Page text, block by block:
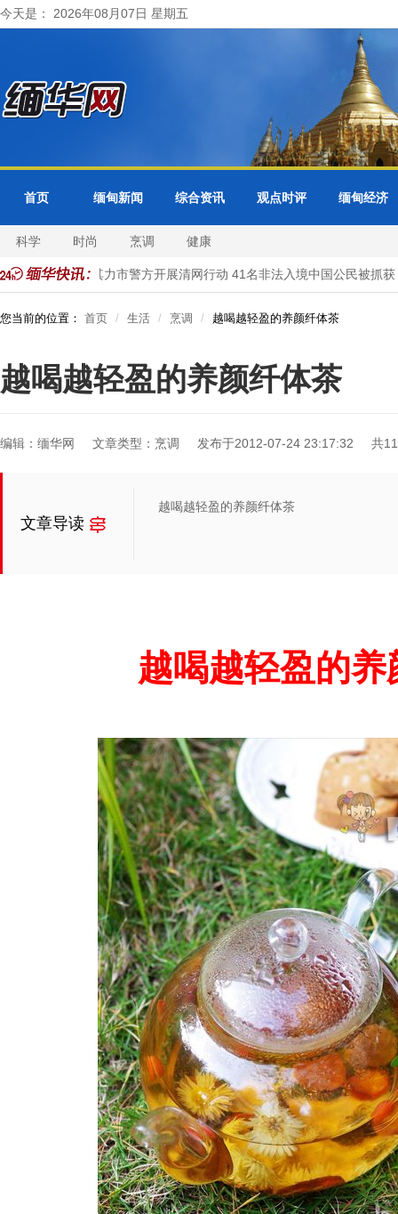
今天是： 2026年08月07日 星期五
首页 缅甸新闻 综合资讯 观点时评 缅甸经济
科学 时尚 烹调 健康
缅甸大其力市警方开展清网行动 41名非法入境中国公民被抓获
您当前的位置： 首页 生活 烹调 越喝越轻盈的养颜纤体茶
越喝越轻盈的养颜纤体茶
编辑：缅华网 文章类型：烹调 发布于2012-07-24 23:17:32 共
文章导读
越喝越轻盈的养颜纤体茶
越喝越轻盈的养